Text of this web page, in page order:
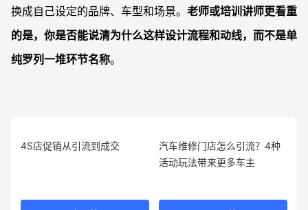
换成自己设定的品牌、车型和场景。 老师或培训讲师更看重
的是，你是否能说清为什么这样设计流程和动线，而不是单
纯罗列一堆环节名称。
4S店促销从引流到成交
汽车维修门店怎么引流？4种
活动玩法带来更多车主